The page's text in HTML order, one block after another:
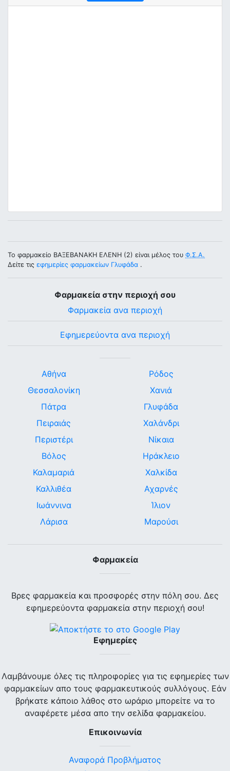
Το φαρμακείο ΒΑΞΕΒΑΝΑΚΗ ΕΛΕΝΗ (2) είναι μέλος του Φ.Σ.Α.
Δείτε τις εφημερίες φαρμακείων Γλυφάδα .
Φαρμακεία στην περιοχή σου
Φαρμακεία ανα περιοχή
Εφημερεύοντα ανα περιοχή
Αθήνα
Θεσσαλονίκη
Πάτρα
Πειραιάς
Περιστέρι
Βόλος
Καλαμαριά
Καλλιθέα
Ιωάννινα
Λάρισα
Ρόδος
Χανιά
Γλυφάδα
Χαλάνδρι
Νίκαια
Ηράκλειο
Χαλκίδα
Αχαρνές
Ίλιον
Μαρούσι
Φαρμακεία
Βρες φαρμακεία και προσφορές στην πόλη σου. Δες
εφημερεύοντα φαρμακεία στην περιοχή σου!
Εφημερίες
Λαμβάνουμε όλες τις πληροφορίες για τις εφημερίες των
φαρμακείων απο τους φαρμακευτικούς συλλόγους. Εάν
βρήκατε κάποιο λάθος στο ωράριο μπορείτε να το
αναφέρετε μέσα απο την σελίδα φαρμακείου.
Επικοινωνία
Αναφορά Προβλήματος